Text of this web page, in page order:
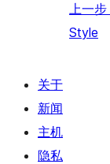
上一步
Style
关于
新闻
主机
隐私